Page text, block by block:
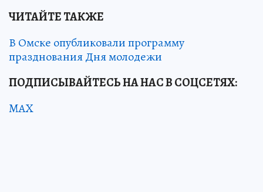
ЧИТАЙТЕ ТАКЖЕ
В Омске опубликовали программу
празднования Дня молодежи
ПОДПИСЫВАЙТЕСЬ НА НАС В СОЦСЕТЯХ:
MAX